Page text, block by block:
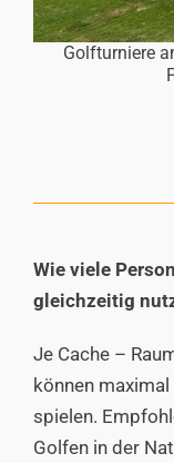
Wie viele
gleichzeitig
Je Cache –
können
spielen.
Golfen in der